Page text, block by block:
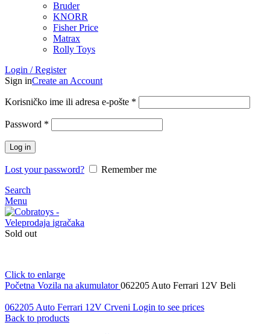
Bruder
KNORR
Fisher Price
Matrax
Rolly Toys
Login / Register
Sign inCreate an Account
Korisničko ime ili adresa e-pošte *
Password *
Log in
Lost your password?
Remember me
Search
Menu
Sold out
Click to enlarge
Početna Vozila na akumulator062205 Auto Ferrari 12V Beli
062205 Auto Ferrari 12V Crveni Login to see prices
Back to products